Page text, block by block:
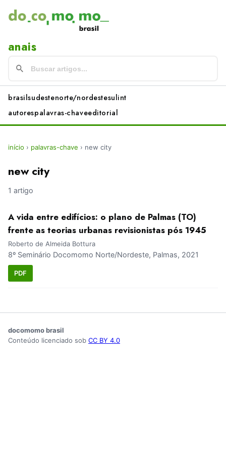
anais
brasilsudestenorte/nordestesulint
autorespalavras-chaveeditorial
início › palavras-chave › new city
new city
1 artigo
A vida entre edifícios: o plano de Palmas (TO)
frente as teorias urbanas revisionistas pós 1945
Roberto de Almeida Bottura
8º Seminário Docomomo Norte/Nordeste, Palmas, 2021
PDF
docomomo brasil
Conteúdo licenciado sob CC BY 4.0